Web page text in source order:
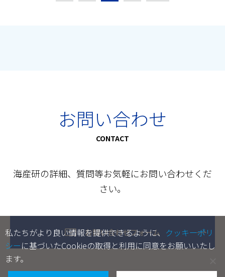
お問い合わせ
CONTACT
海産研の詳細、質問等お気軽にお問い合わせくだ
さい。
お問い合わせフォーム
私たちがより良い情報を提供できるように、 クッキーポリ
シーに基づいたCookieの取得と利用に同意をお願いいたし
ます。